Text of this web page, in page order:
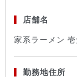
店舗名
家系ラーメン
勤務地住所